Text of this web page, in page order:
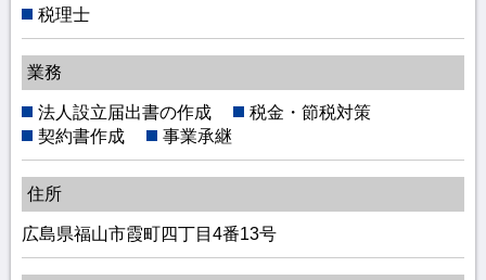
税理士
業務
法人設立届出書の作成
税金・節税対策
契約書作成
事業承継
住所
広島県福山市霞町四丁目4番13号